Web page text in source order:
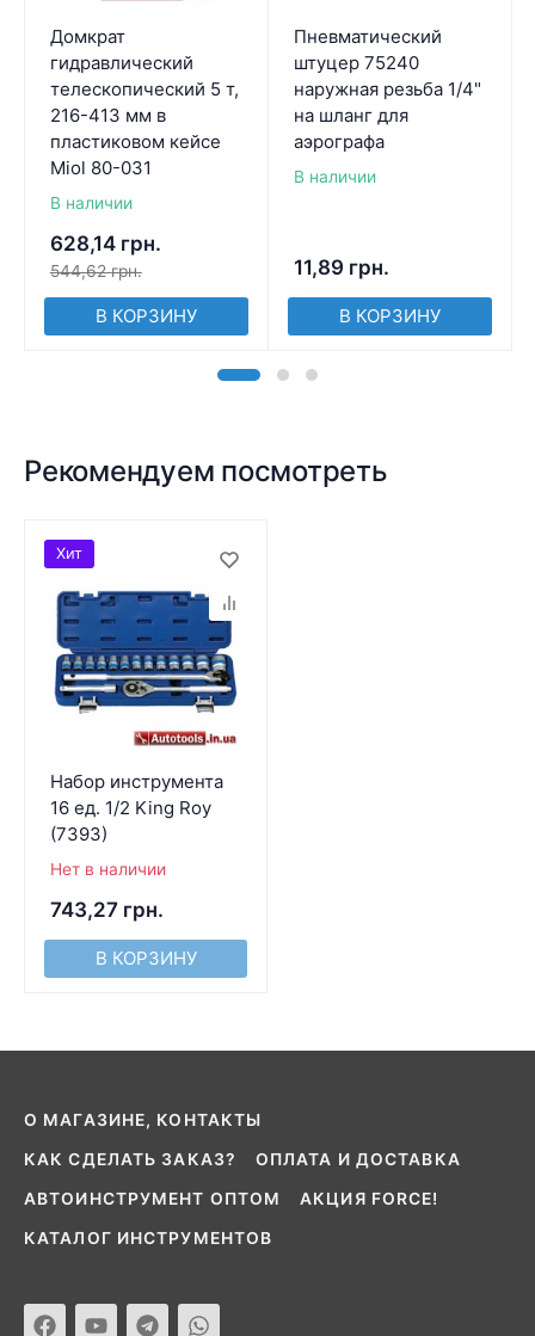
Домкрат
гидравлический
телескопический 5 т,
216-413 мм в
пластиковом кейсе
Miol 80-031
В наличии
628,14 грн.
544,62 грн.
В КОРЗИНУ
Пневматический
штуцер 75240
наружная резьба 1/4"
на шланг для
аэрографа
В наличии
11,89 грн.
В КОРЗИНУ
Рекомендуем посмотреть
Набор инструмента
16 ед. 1/2 King Roy
(7393)
Нет в наличии
743,27 грн.
В КОРЗИНУ
Хит
О МАГАЗИНЕ, КОНТАКТЫ
КАК СДЕЛАТЬ ЗАКАЗ? ОПЛАТА И ДОСТАВКА
АВТОИНСТРУМЕНТ ОПТОМ АКЦИЯ FORCE!
КАТАЛОГ ИНСТРУМЕНТОВ